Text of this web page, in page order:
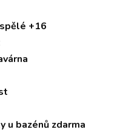
+16
u bazénů zdarma